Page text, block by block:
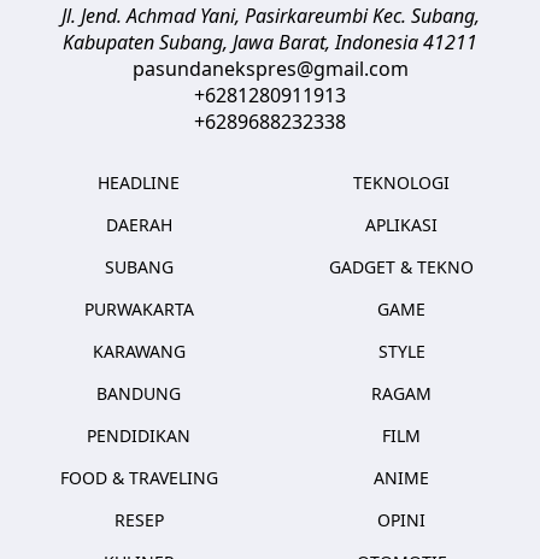
Jl. Jend. Achmad Yani, Pasirkareumbi Kec. Subang,
Kabupaten Subang, Jawa Barat,Indonesia41211
pasundanekspres@gmail.com
+6281280911913
+6289688232338
HEADLINE
DAERAH
SUBANG
PURWAKARTA
KARAWANG
BANDUNG
PENDIDIKAN
FOOD & TRAVELING
RESEP
TEKNOLOGI
APLIKASI
GADGET & TEKNO
GAME
STYLE
RAGAM
FILM
ANIME
OPINI